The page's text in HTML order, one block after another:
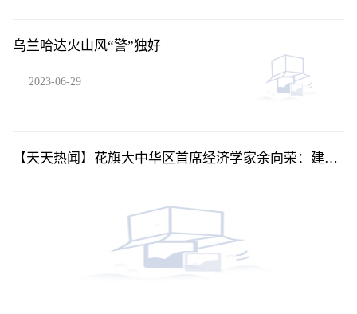
乌兰哈达火山风“警”独好
2023-06-29
【天天热闻】花旗大中华区首席经济学家余向荣：建议